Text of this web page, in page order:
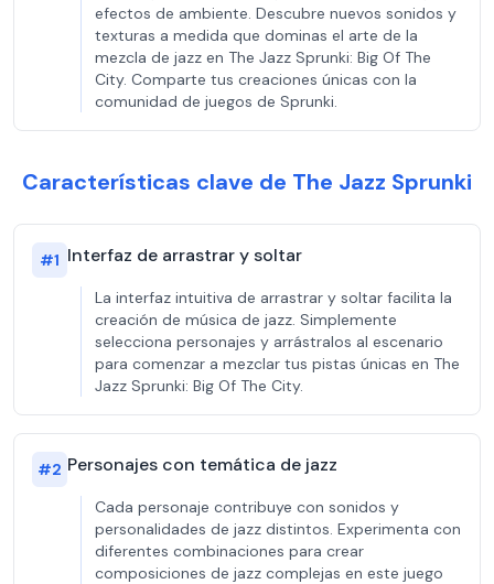
efectos de ambiente. Descubre nuevos sonidos y
texturas a medida que dominas el arte de la
mezcla de jazz en The Jazz Sprunki: Big Of The
City. Comparte tus creaciones únicas con la
comunidad de juegos de Sprunki.
Características clave de The Jazz Sprunki
#1 Interfaz de arrastrar y soltar
La interfaz intuitiva de arrastrar y soltar facilita la
creación de música de jazz. Simplemente
selecciona personajes y arrástralos al escenario
para comenzar a mezclar tus pistas únicas en The
Jazz Sprunki: Big Of The City.
#2 Personajes con temática de jazz
Cada personaje contribuye con sonidos y
personalidades de jazz distintos. Experimenta con
diferentes combinaciones para crear
composiciones de jazz complejas en este juego